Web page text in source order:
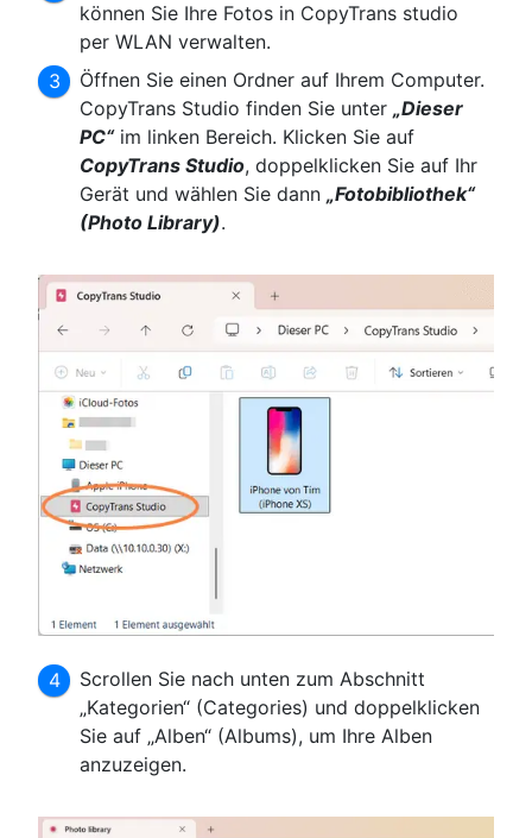
können Sie Ihre Fotos in CopyTrans studio
per WLAN verwalten.
Öffnen Sie einen Ordner auf Ihrem Computer.
CopyTrans Studio finden Sie unter„Dieser
PC“im linken Bereich. Klicken Sie auf
CopyTrans Studio, doppelklicken Sie auf Ihr
Gerät und wählen Sie dann„Fotobibliothek“
(Photo Library).
Scrollen Sie nach unten zum Abschnitt
„Kategorien“ (Categories) und doppelklicken
Sie auf „Alben“ (Albums), um Ihre Alben
anzuzeigen.